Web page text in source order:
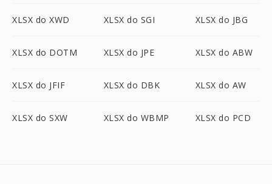
XLSX do XWD XLSX do SGI XLSX do JBG
XLSX do DOTM XLSX do JPE XLSX do ABW
XLSX do JFIF XLSX do DBK XLSX do AW
XLSX do SXW XLSX do WBMP XLSX do PCD